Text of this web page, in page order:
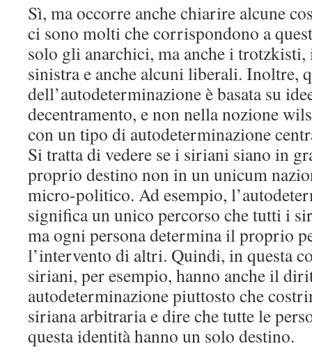
Sì, ma occorre anche chiarire alcune
ci sono molti che corrispondono a
solo gli anarchici, ma anche i
sinistra e anche alcuni liberali. Inoltre,
dell’autodeterminazione è basata su
decentramento, e non nella nozione
con un tipo di autodeterminazione
Si tratta di vedere se i siriani siano in
proprio destino non in un unicum
micro-politico. Ad esempio,
significa un unico percorso che tutti i
ma ogni persona determina il proprio
l’intervento di altri. Quindi, in questa
siriani, per esempio, hanno anche il
autodeterminazione piuttosto che
siriana arbitraria e dire che tutte le
questa identità hanno un solo destino.